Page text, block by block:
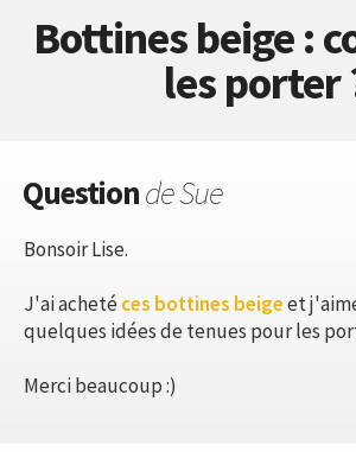
Bottines beige :
les porter
Questionde Sue
Bonsoir Lise.
J'ai achetéces bottines beigeet
quelques idées de tenues pour les
Merci beaucoup :)